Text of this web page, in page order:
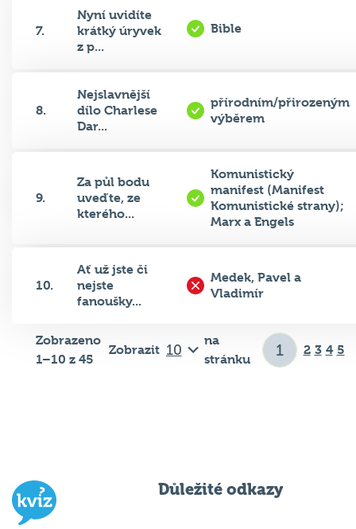
7.
Nyní uvidíte
krátký úryvek
z p...
Bible
8.
Nejslavnější
dílo Charlese
Dar...
přírodním/přirozeným
výběrem
9.
Za půl bodu
uveďte, ze
kterého...
Komunistický
manifest (Manifest
Komunistické strany);
Marx a Engels
10.
Ať už jste či
nejste
fanoušky...
Medek, Pavel a
Vladimír
Zobrazeno
1–10 z 45
Zobrazit
na
stránku
2 3 4 5
Důležité odkazy